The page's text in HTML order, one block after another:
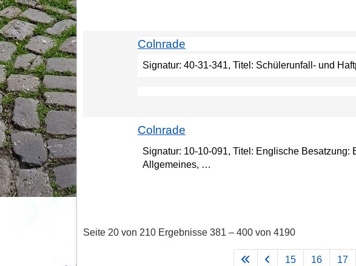
Colnrade
Signatur: 40-31-341, Titel: Schülerunfall- und
Colnrade
Signatur: 10-10-091, Titel: Englische
Allgemeines, …
Seite 20 von 210 Ergebnisse 381 – 400 von 4190
15 16 17